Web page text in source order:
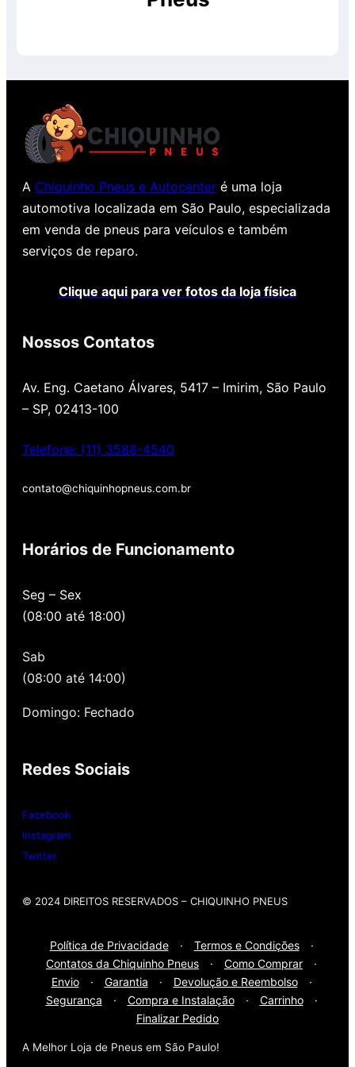
sem a realização do serviço, pelo preço
A Chiquinho Pneus e Autocenter é uma loja
automotiva localizada em São Paulo, especializada
em venda de pneus para veículos e também
serviços de reparo.
Clique aqui para ver fotos da loja física
Europeu de qualidade!
Temos uma loja novinha, com os melhores
quando você precisa voltar para revisar,
nossa loja possui grande parceria com a
Whatsap: (11) 3588-4540
Nossos Contatos
Av. Eng. Caetano Álvares, 5417 – Imirim, São Paulo
– SP, 02413-100
Telefone: (11) 3588-4540
contato@chiquinhopneus.com.br
Horários de Funcionamento
Seg – Sex
(08:00 até 18:00)
Sab
(08:00 até 14:00)
Domingo: Fechado
Redes Sociais
Facebook
Instagram
Twitter
© 2024 DIREITOS RESERVADOS​ – CHIQUINHO PNEUS
Política de Privacidade · Termos e Condições
·
Contatos da Chiquinho Pneus
· Como Comprar
·
Envio
· Garantia · Devolução e Reembolso
·
Segurança
· Compra e Instalação · Carrinho
·
Finalizar Pedido
A Melhor Loja de Pneus em São Paulo!